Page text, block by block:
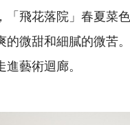
飛花落院」春夏菜
微甜和細膩的微苦
藝術迴廊。